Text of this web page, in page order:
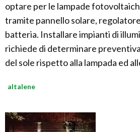
optare per le lampade
tramite pannello solare,
batteria. Installare impianti di
richiede di determinare
del sole rispetto alla lampada ed
altalene